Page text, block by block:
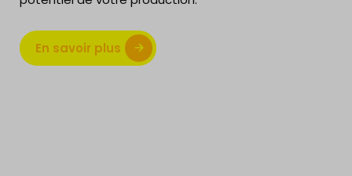
En savoir plus